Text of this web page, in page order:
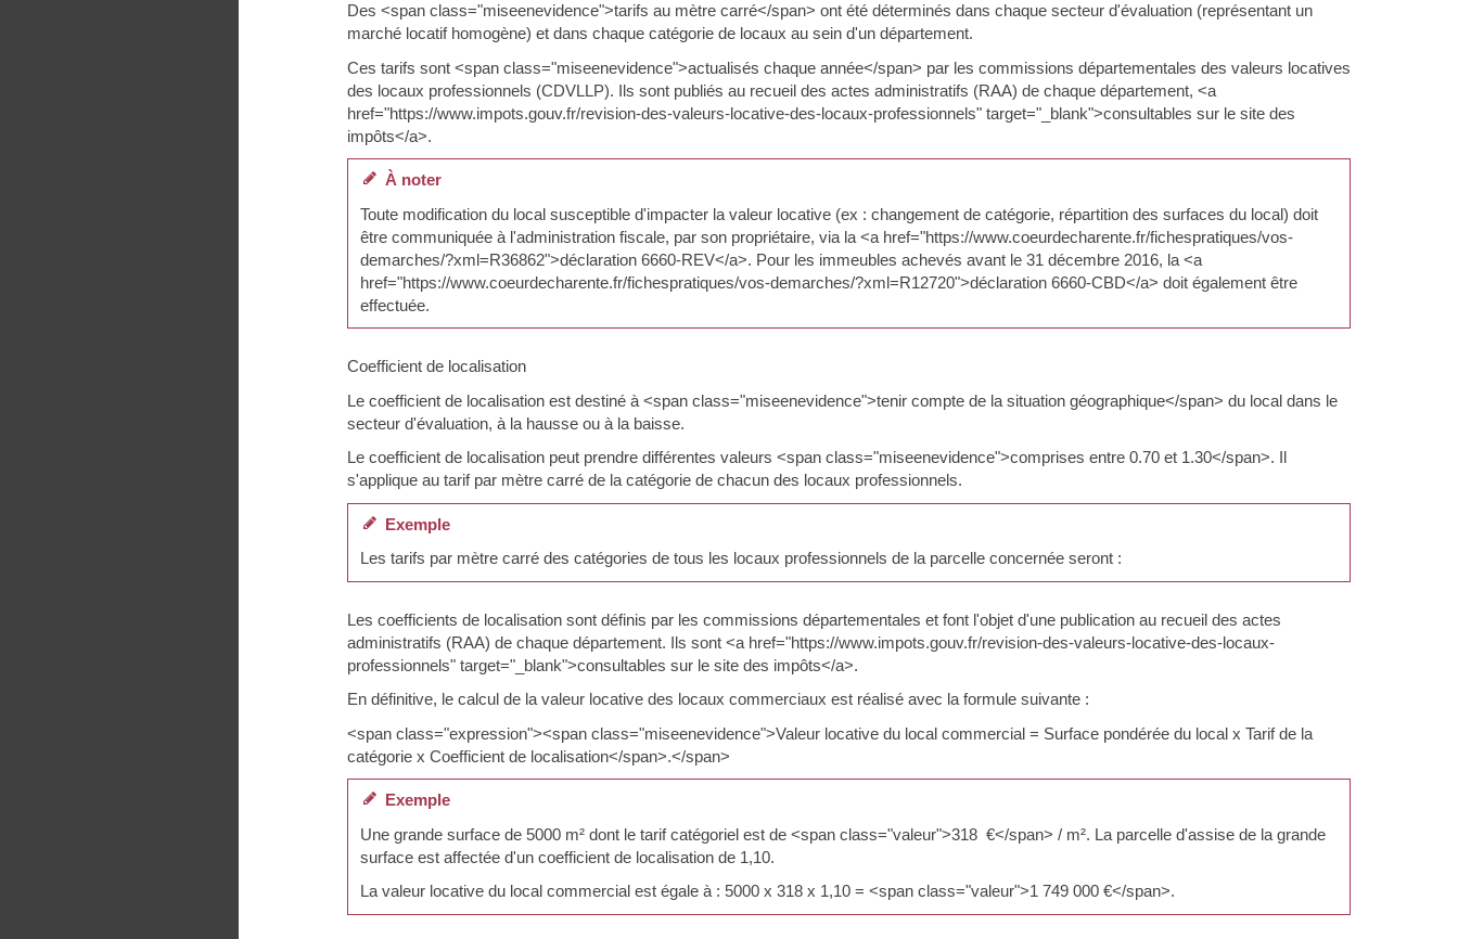
Des <span class="miseenevidence">tarifs au mètre carré</span> ont été déterminés dans chaque secteur d'évaluation (représentant un
marché locatif homogène) et dans chaque catégorie de locaux au sein d'un département.
Ces tarifs sont <span class="miseenevidence">actualisés chaque année</span> par les commissions départementales des valeurs locatives
des locaux professionnels (CDVLLP). Ils sont publiés au recueil des actes administratifs (RAA) de chaque département, <a
href="https://www.impots.gouv.fr/revision-des-valeurs-locative-des-locaux-professionnels" target="_blank">consultables sur le site des
impôts</a>.
À noter
Toute modification du local susceptible d'impacter la valeur locative (ex : changement de catégorie, répartition des surfaces du local) doit
être communiquée à l'administration fiscale, par son propriétaire, via la <a href="https://www.coeurdecharente.fr/fichespratiques/vos-
demarches/?xml=R36862">déclaration 6660-REV</a>. Pour les immeubles achevés avant le 31 décembre 2016, la <a
href="https://www.coeurdecharente.fr/fichespratiques/vos-demarches/?xml=R12720">déclaration 6660-CBD</a> doit également être
effectuée.
Coefficient de localisation
Le coefficient de localisation est destiné à <span class="miseenevidence">tenir compte de la situation géographique</span> du local dans le
secteur d'évaluation, à la hausse ou à la baisse.
Le coefficient de localisation peut prendre différentes valeurs <span class="miseenevidence">comprises entre 0.70 et 1.30</span>. Il
s'applique au tarif par mètre carré de la catégorie de chacun des locaux professionnels.
Exemple
Les tarifs par mètre carré des catégories de tous les locaux professionnels de la parcelle concernée seront :
Les coefficients de localisation sont définis par les commissions départementales et font l'objet d'une publication au recueil des actes
administratifs (RAA) de chaque département. Ils sont <a href="https://www.impots.gouv.fr/revision-des-valeurs-locative-des-locaux-
professionnels" target="_blank">consultables sur le site des impôts</a>.
En définitive, le calcul de la valeur locative des locaux commerciaux est réalisé avec la formule suivante :
<span class="expression"><span class="miseenevidence">Valeur locative du local commercial = Surface pondérée du local x Tarif de la
catégorie x Coefficient de localisation</span>.</span>
Exemple
Une grande surface de 5000 m² dont le tarif catégoriel est de <span class="valeur">318 €</span> / m². La parcelle d'assise de la grande
surface est affectée d'un coefficient de localisation de 1,10.
La valeur locative du local commercial est égale à : 5000 x 318 x 1,10 = <span class="valeur">1 749 000 €</span>.